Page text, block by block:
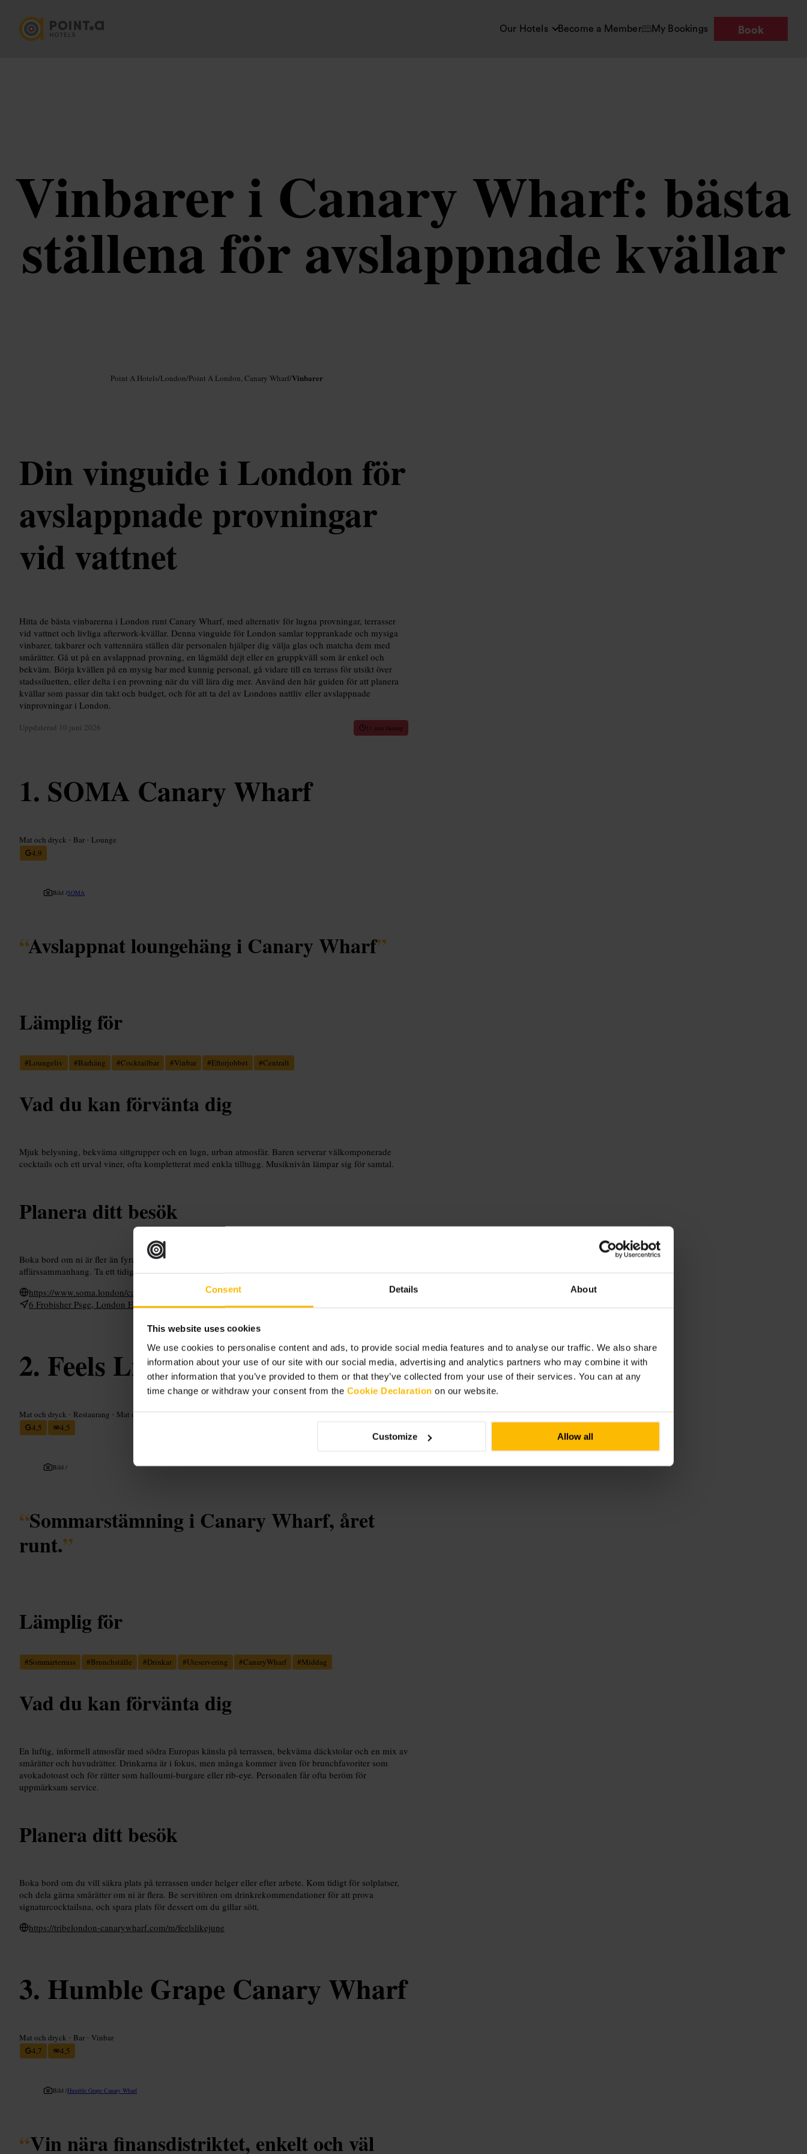
Consent Details About
This website uses cookies
We use cookies to personalise content and ads, to provide social media features and to analyse our traffic. We also share
information about your use of our site with our social media, advertising and analytics partners who may combine it with
other information that you’ve provided to them or that they’ve collected from your use of their services. You can at any
time change or withdraw your consent from the Cookie Declaration on our website.
Customize Allow all
Our Hotels Become a Member My Bookings Book
Vinbarer i Canary Wharf: bästa
ställena för avslappnade kvällar
Point A Hotels/London/Point A London, Canary Wharf/Vinbarer
Din vinguide i London för
avslappnade provningar
vid vattnet
Hitta de bästa vinbarerna i London runt Canary Wharf, med alternativ för lugna provningar, terrasser
vid vattnet och livliga afterwork-kvällar. Denna vinguide för London samlar topprankade och mysiga
vinbarer, takbarer och vattennära ställen där personalen hjälper dig välja glas och matcha dem med
smårätter. Gå ut på en avslappnad provning, en lågmäld dejt eller en gruppkväll som är enkel och
bekväm. Börja kvällen på en mysig bar med kunnig personal, gå vidare till en terrass för utsikt över
stadssiluetten, eller delta i en provning när du vill lära dig mer. Använd den här guiden för att planera
kvällar som passar din takt och budget, och för att ta del av Londons nattliv eller avslappnade
vinprovningar i London.
Uppdaterad 10 juni 2026 11 min läsning
SOMA Canary Wharf
Mat och dryck • Bar • Lounge
4,9
Bild /SOMA
“Avslappnat loungehäng i Canary Wharf”
Lämplig för
#Loungeliv #Barhäng #Cocktailbar #Vinbar #Efterjobbet #Centralt
Vad du kan förvänta dig
Mjuk belysning, bekväma sittgrupper och en lugn, urban atmosfär. Baren serverar välkomponerade
cocktails och ett urval viner, ofta kompletterat med enkla tilltugg. Musiknivån lämpar sig för samtal.
Planera ditt besök
Boka bord om ni är fler än fyra, särskilt på kvällar och helger. Klä dig smart casual för
affärssammanhang. Ta ett tidigt bord om du vill ha plats vid fönster eller i en lugn vrå.
https://www.soma.london/canary-wharf/
6 Frobisher Psge, London E14 5HA, UK
Feels Like June
Mat och dryck • Restaurang • Mat och dryck•Bar
4,5
4,5
Bild /
“Sommarstämning i Canary Wharf, året
runt.”
Lämplig för
#Sommarterrass #Brunchställe #Drinkar #Uteservering #CanaryWharf #Middag
Vad du kan förvänta dig
En luftig, informell atmosfär med södra Europas känsla på terrassen, bekväma däckstolar och en mix av
smårätter och huvudrätter. Drinkarna är i fokus, men många kommer även för brunchfavoriter som
avokadotoast och för rätter som halloumi-burgare eller rib-eye. Personalen får ofta beröm för
uppmärksam service.
Planera ditt besök
Boka bord om du vill säkra plats på terrassen under helger eller efter arbete. Kom tidigt för solplatser,
och dela gärna smårätter om ni är flera. Be servitören om drinkrekommendationer för att prova
signaturcocktailsna, och spara plats för dessert om du gillar sött.
https://tribelondon-canarywharf.com/m/feelslikejune
Humble Grape Canary Wharf
Mat och dryck • Bar • Vinbar
4,7
4,5
Bild /Humble Grape Canary Wharf
“Vin nära finansdistriktet, enkelt och väl